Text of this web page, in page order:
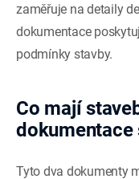
zaměřuje na detaily
dokumentace
podmínky stavby.
Co mají
dokumentace
Tyto dva dokumenty